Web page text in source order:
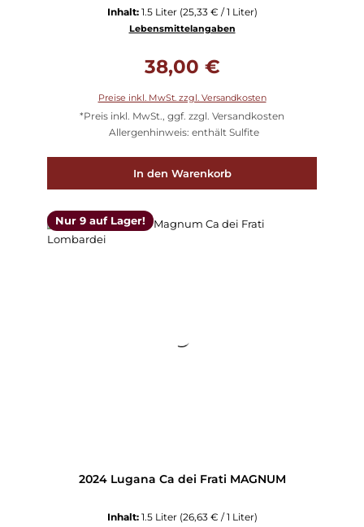
Inhalt: 1.5 Liter (25,33 € / 1 Liter)
Lebensmittelangaben
38,00 €
Preise inkl. MwSt. zzgl. Versandkosten
*Preis inkl. MwSt., ggf. zzgl. Versandkosten
Allergenhinweis: enthält Sulfite
In den Warenkorb
Nur 9 auf Lager!
2024 Lugana Ca dei Frati MAGNUM
Inhalt: 1.5 Liter (26,63 € / 1 Liter)